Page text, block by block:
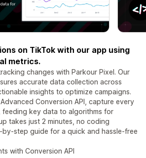
on TikTok with our app using
metrics.
changes with Parkour Pixel. Our
accurate data collection across
insights to optimize campaigns.
Conversion API, capture every
feeding key data to algorithms for
takes just 2 minutes, no coding
step guide for a quick and hassle-free
with Conversion API